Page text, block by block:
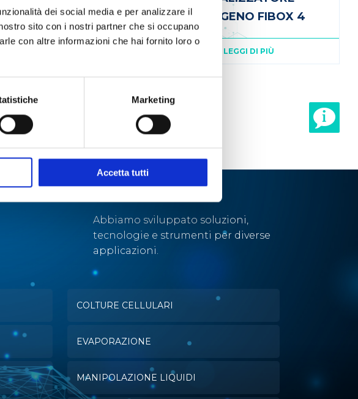
dei social media e per analizzare il
sito con i nostri partner che si occupano
con altre informazioni che hai fornito loro o
Marketing
Accetta tutti
counter
OSSIGENO FIBOX 4
LEGGI DI PIÙ
Page
2 Page Page
7
Abbiamo sviluppato soluzioni,
tecnologie e strumenti per diverse
applicazioni.
COLTURE CELLULARI
EVAPORAZIONE
MANIPOLAZIONE LIQUIDI